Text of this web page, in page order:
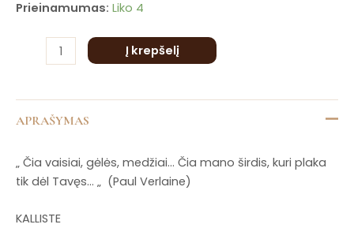
Prieinamumas: Liko 4
180
Į krepšelį
APRAŠYMAS
„ Čia vaisiai, gėlės, medžiai… Čia mano širdis, kuri plaka
tik dėl Tavęs… „ (Paul Verlaine)
KALLISTE